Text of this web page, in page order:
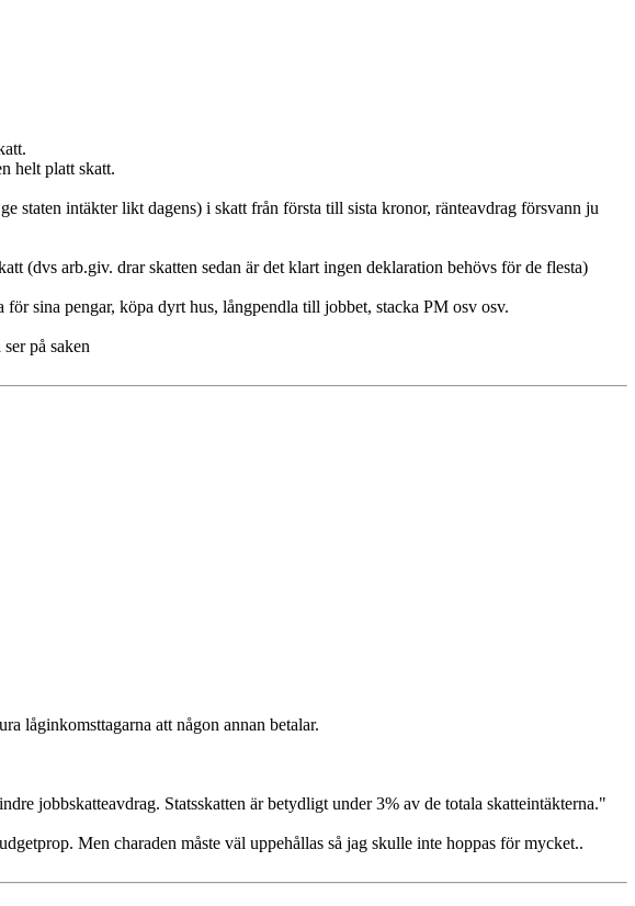
helt platt skatt.
staten intäkter likt dagens) i skatt från första till sista kronor, ränteavdrag försvann ju
(dvs arb.giv. drar skatten sedan är det klart ingen deklaration behövs för de flesta)
sina pengar, köpa dyrt hus, långpendla till jobbet, stacka PM osv osv.
på saken
låginkomsttagarna att någon annan betalar.
jobbskatteavdrag. Statsskatten är betydligt under 3% av de totala skatteintäkterna."
Men charaden måste väl uppehållas så jag skulle inte hoppas för mycket..